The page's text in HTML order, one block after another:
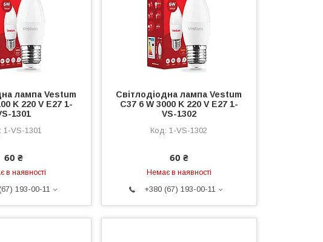
лампа Vestum
K 220 V E27 1-
1301
1-VS-1301
60 ₴
в наявності
193-00-11
Світлодіодна лампа Vestum
C37 6 W 3000 K 220 V E27 1-
VS-1302
1-VS-1302
60 ₴
Немає в наявності
+380 (67) 193-00-11